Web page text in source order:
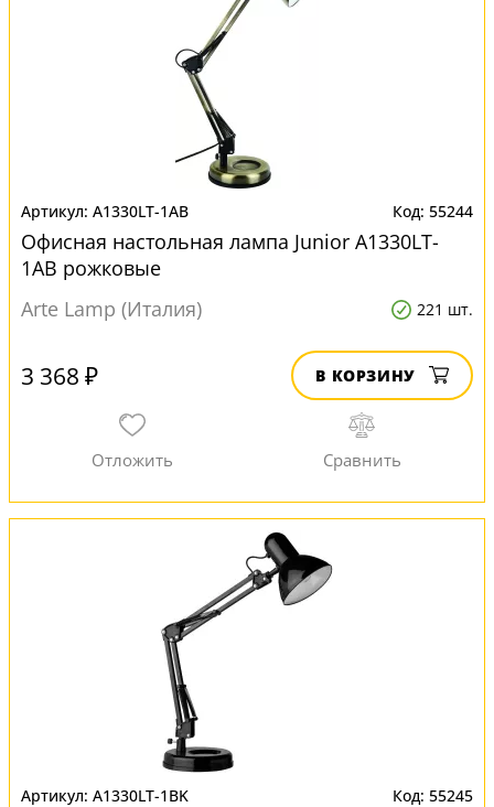
A1330LT-1AB 55244
Офисная настольная лампа Junior A1330LT-
1AB рожковые
Arte Lamp (Италия)
221 шт.
3 368 ₽ В КОРЗИНУ
A1330LT-1BK 55245